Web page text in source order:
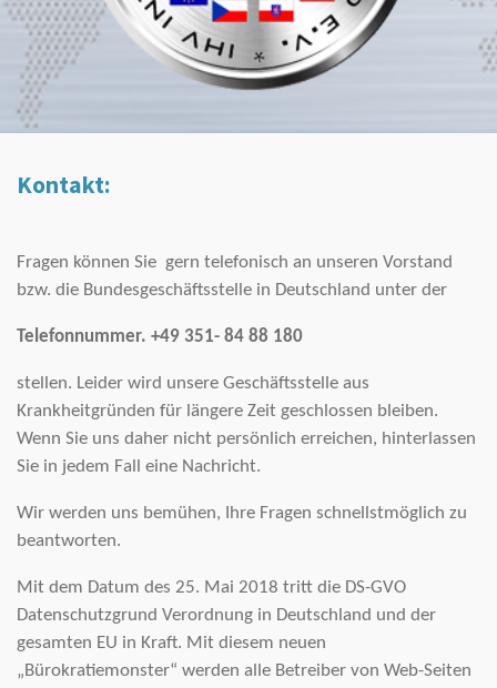
Kontakt:
Fragen können Sie gern telefonisch an unseren Vorstand
bzw. die Bundesgeschäftsstelle in Deutschland unter der
Telefonnummer. +49 351- 84 88 180
stellen. Leider wird unsere Geschäftsstelle aus
Krankheitgründen für längere Zeit geschlossen bleiben.
Wenn Sie uns daher nicht persönlich erreichen, hinterlassen
Sie in jedem Fall eine Nachricht.
Wir werden uns bemühen, Ihre Fragen schnellstmöglich zu
beantworten.
Mit dem Datum des 25. Mai 2018 tritt die DS-GVO
Datenschutzgrund Verordnung in Deutschland und der
gesamten EU in Kraft. Mit diesem neuen
„Bürokratiemonster“ werden alle Betreiber von Web-Seiten